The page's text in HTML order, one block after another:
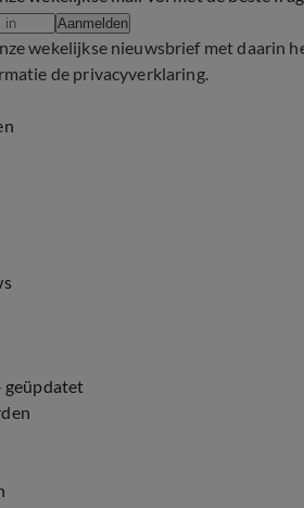
Aanmelden
wekelijkse nieuwsbrief met daarin
de privacyverklaring.
geüpdatet